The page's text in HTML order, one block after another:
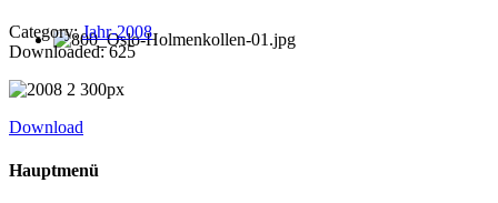
Category:Jahr-2008
Downloaded: 625
Download
Hauptmenü